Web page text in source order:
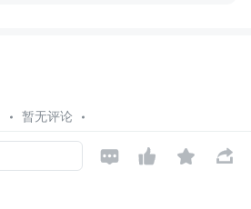
暂无评论
   